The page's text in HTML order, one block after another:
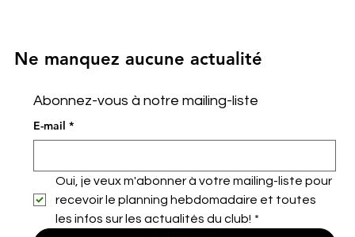
Abonnez-vous à notre mailing-liste
E-mail *
Oui, je veux m'abonner à votre mailing-liste pour
recevoir le planning hebdomadaire et toutes
les infos sur les actualités du club! *
Ne manquez aucune actualité